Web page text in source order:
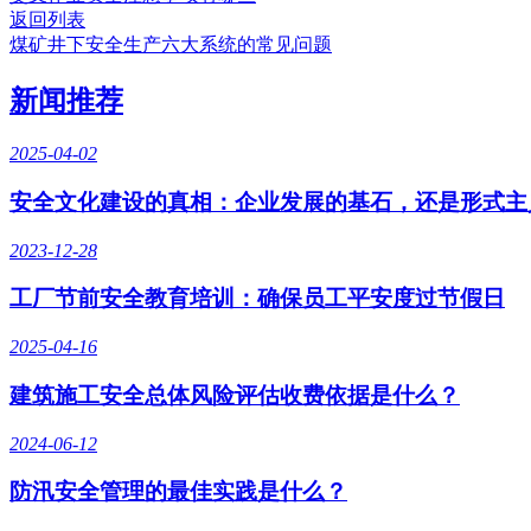
返回列表
煤矿井下安全生产六大系统的常见问题
新闻推荐
2025-04-02
安全文化建设的真相：企业发展的基石，还是形式主
2023-12-28
工厂节前安全教育培训：确保员工平安度过节假日
2025-04-16
建筑施工安全总体风险评估收费依据是什么？
2024-06-12
防汛安全管理的最佳实践是什么？